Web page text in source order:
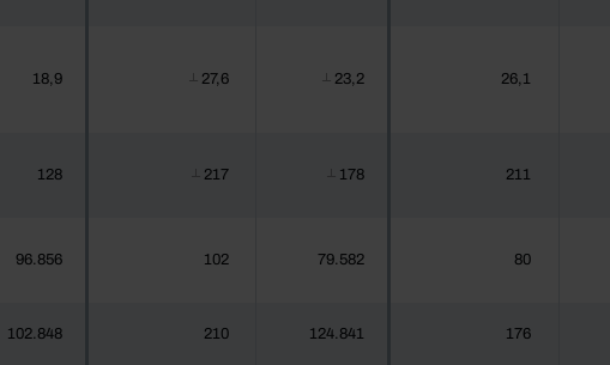
18,9 27,6 23,2 26,1
128 217 178 211
96.856 102 79.582 80
102.848 210 124.841 176